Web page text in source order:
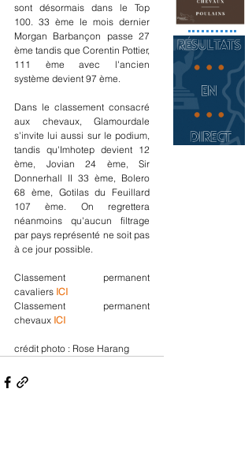
sont désormais dans le Top
100. 33 ème le mois dernier
Morgan Barbançon passe 27
ème tandis que Corentin Pottier,
111 ème avec l'ancien
système devient 97 ème.
Dans le classement consacré
aux chevaux, Glamourdale
s'invite lui aussi sur le podium,
tandis qu'Imhotep devient 12
ème, Jovian 24 ème, Sir
Donnerhall II 33 ème, Bolero
68 ème, Gotilas du Feuillard
107 ème. On regrettera
néanmoins qu'aucun filtrage
par pays représenté ne soit pas
à ce jour possible.
Classement permanent
cavaliers ICI
Classement permanent
chevaux ICI
crédit photo : Rose Harang